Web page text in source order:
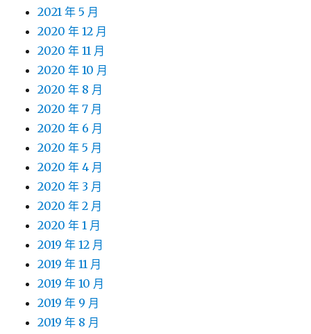
2021 年 5 月
2020 年 12 月
2020 年 11 月
2020 年 10 月
2020 年 8 月
2020 年 7 月
2020 年 6 月
2020 年 5 月
2020 年 4 月
2020 年 3 月
2020 年 2 月
2020 年 1 月
2019 年 12 月
2019 年 11 月
2019 年 10 月
2019 年 9 月
2019 年 8 月